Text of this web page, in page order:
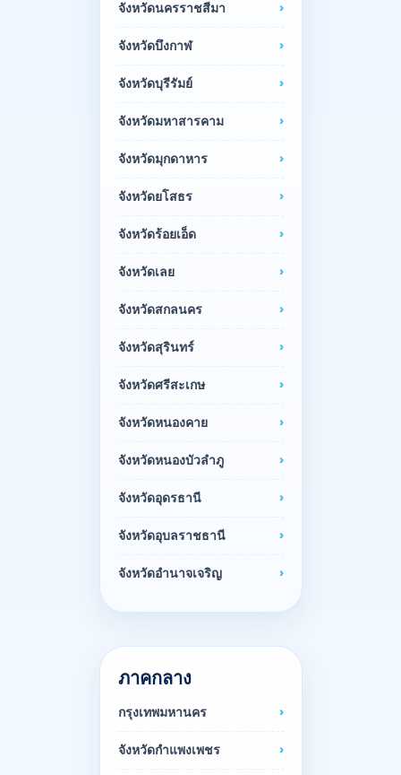
จังหวัดนครราชสีมา
จังหวัดบึงกาฬ
จังหวัดบุรีรัมย์
จังหวัดมหาสารคาม
จังหวัดมุกดาหาร
จังหวัดยโสธร
จังหวัดร้อยเอ็ด
จังหวัดเลย
จังหวัดสกลนคร
จังหวัดสุรินทร์
จังหวัดศรีสะเกษ
จังหวัดหนองคาย
จังหวัดหนองบัวลำภู
จังหวัดอุดรธานี
จังหวัดอุบลราชธานี
จังหวัดอำนาจเจริญ
ภาคกลาง
กรุงเทพมหานคร
จังหวัดกำแพงเพชร